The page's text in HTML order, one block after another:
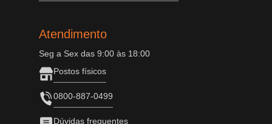
Atendimento
Seg a Sex das 9:00 às 18:00
Postos físicos
0800-887-0499
Dúvidas frequentes